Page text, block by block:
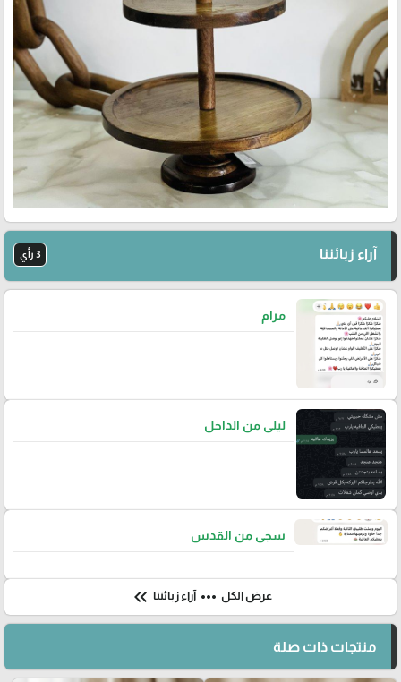
آراء زبائننا 3 رأي
مرام
ليلى من الداخل
سجى من القدس
عرض الكل more_horiz آراء زبائننا keyboard_double_arrow_left
منتجات ذات صلة